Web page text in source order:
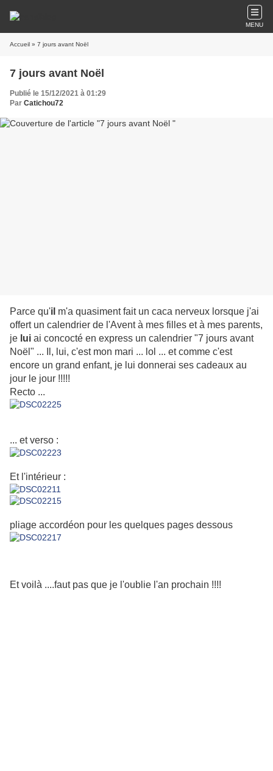
MENU
Accueil » 7 jours avant Noël
7 jours avant Noël
Publié le 15/12/2021 à 01:29
Par Catichou72
Parce qu'il m'a quasiment fait un caca nerveux lorsque j'ai
offert un calendrier de l'Avent à mes filles et à mes parents,
je lui ai concocté en express un calendrier "7 jours avant
Noël" ... Il, lui, c'est mon mari ... lol ... et comme c'est
encore un grand enfant, je lui donnerai ses cadeaux au
jour le jour !!!!!
Recto ...
... et verso :
Et l'intérieur :
pliage accordéon pour les quelques pages dessous
Et voilà ....faut pas que je l'oublie l'an prochain !!!!